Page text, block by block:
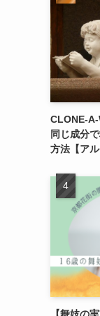
CLONE-A-
同じ成分
方法【アル